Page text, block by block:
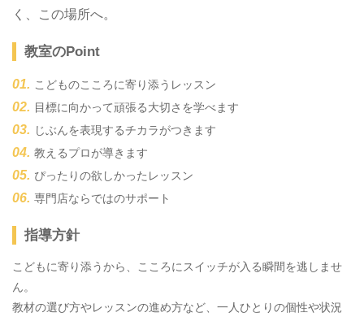
く、この場所へ。
教室のPoint
こどものこころに寄り添うレッスン
目標に向かって頑張る大切さを学べます
じぶんを表現するチカラがつきます
教えるプロが導きます
ぴったりの欲しかったレッスン
専門店ならではのサポート
指導方針
こどもに寄り添うから、こころにスイッチが入る瞬間を逃しませ
ん。
教材の選び方やレッスンの進め方など、一人ひとりの個性や状況